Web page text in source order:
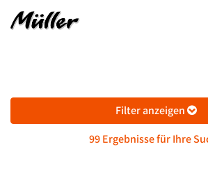
99 Ergebnisse für Ihre
Filter anzeigen